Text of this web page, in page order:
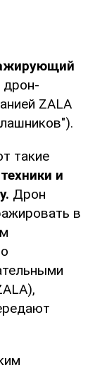
дрон-
ZALA
такие
и
Дрон
в